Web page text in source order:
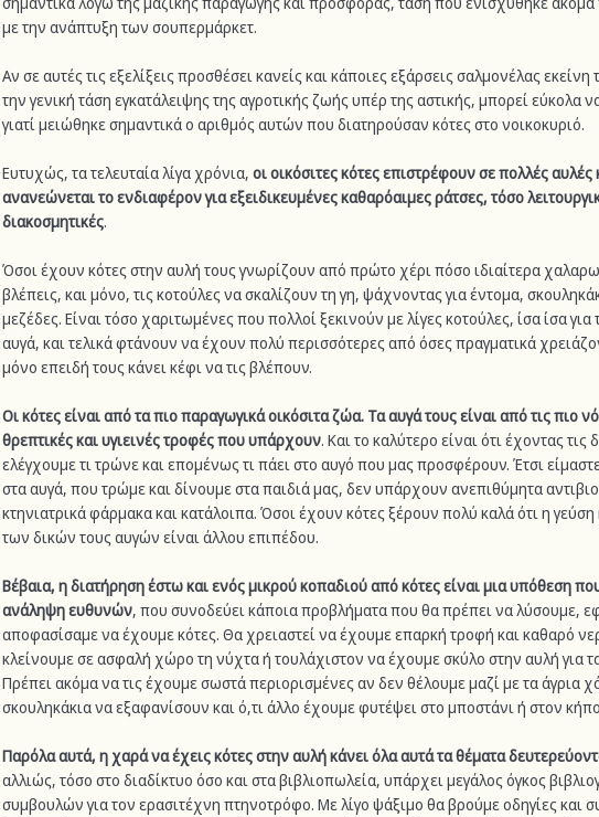
με την ανάπτυξη των σουπερμάρκετ.
Αν σε αυτές τις εξελίξεις προσθέσει κανείς και κάποιες εξάρσεις σαλμονέλας
την γενική τάση εγκατάλειψης της αγροτικής ζωής υπέρ της αστικής, μπορεί εύκολα
γιατί μειώθηκε σημαντικά ο αριθμός αυτών που διατηρούσαν κότες στο νοικοκυριό.
Ευτυχώς, τα τελευταία λίγα χρόνια, οι οικόσιτες κότες επιστρέφουν σε πολλές αυλές
ανανεώνεται το ενδιαφέρον για εξειδικευμένες καθαρόαιμες ράτσες, τόσο
διακοσμητικές.
Όσοι έχουν κότες στην αυλή τους γνωρίζουν από πρώτο χέρι πόσο ιδιαίτερα
βλέπεις, και μόνο, τις κοτούλες να σκαλίζουν τη γη, ψάχνοντας για έντομα,
μεζέδες. Είναι τόσο χαριτωμένες που πολλοί ξεκινούν με λίγες κοτούλες, ίσα ίσα
αυγά, και τελικά φτάνουν να έχουν πολύ περισσότερες από όσες πραγματικά
μόνο επειδή τους κάνει κέφι να τις βλέπουν.
Οι κότες είναι από τα πιο παραγωγικά οικόσιτα ζώα. Τα αυγά τους είναι από τις πιο
θρεπτικές και υγιεινές τροφές που υπάρχουν. Και το καλύτερο είναι ότι έχοντας τις
ελέγχουμε τι τρώνε και επομένως τι πάει στο αυγό που μας προσφέρουν. Έτσι
στα αυγά, που τρώμε και δίνουμε στα παιδιά μας, δεν υπάρχουν ανεπιθύμητα
κτηνιατρικά φάρμακα και κατάλοιπα. Όσοι έχουν κότες ξέρουν πολύ καλά ότι η γεύση
των δικών τους αυγών είναι άλλου επιπέδου.
Βέβαια, η διατήρηση έστω και ενός μικρού κοπαδιού από κότες είναι μια υπόθεση
ανάληψη ευθυνών, που συνοδεύει κάποια προβλήματα που θα πρέπει να λύσουμε,
αποφασίσαμε να έχουμε κότες. Θα χρειαστεί να έχουμε επαρκή τροφή και καθαρό
κλείνουμε σε ασφαλή χώρο τη νύχτα ή τουλάχιστον να έχουμε σκύλο στην αυλή για
Πρέπει ακόμα να τις έχουμε σωστά περιορισμένες αν δεν θέλουμε μαζί με τα άγρια
σκουληκάκια να εξαφανίσουν και ό,τι άλλο έχουμε φυτέψει στο μποστάνι ή στον
Παρόλα αυτά, η χαρά να έχεις κότες στην αυλή κάνει όλα αυτά τα θέματα
αλλιώς, τόσο στο διαδίκτυο όσο και στα βιβλιοπωλεία, υπάρχει μεγάλος όγκος
συμβουλών για τον ερασιτέχνη πτηνοτρόφο. Με λίγο ψάξιμο θα βρούμε οδηγίες και